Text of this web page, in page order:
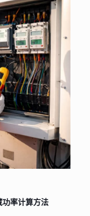
率计算方法